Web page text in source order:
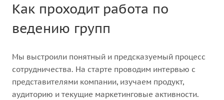
Как проходит работа по
ведению групп
Мы выстроили понятный и предсказуемый процесс
сотрудничества. На старте проводим интервью с
представителями компании, изучаем продукт,
аудиторию и текущие маркетинговые активности.